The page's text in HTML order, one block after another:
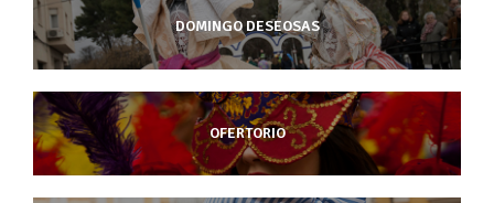
DOMINGO DESEOSAS
OFERTORIO